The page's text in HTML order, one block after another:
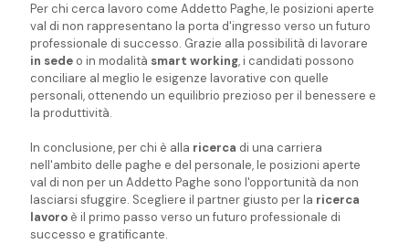
Per chi cerca lavoro come Addetto Paghe, le posizioni aperte
val di non rappresentano la porta d'ingresso verso un futuro
professionale di successo. Grazie alla possibilità di lavorare
in sede o in modalità smart working, i candidati possono
conciliare al meglio le esigenze lavorative con quelle
personali, ottenendo un equilibrio prezioso per il benessere e
la produttività.
In conclusione, per chi è alla ricerca di una carriera
nell'ambito delle paghe e del personale, le posizioni aperte
val di non per un Addetto Paghe sono l'opportunità da non
lasciarsi sfuggire. Scegliere il partner giusto per la ricerca
lavoro è il primo passo verso un futuro professionale di
successo e gratificante.